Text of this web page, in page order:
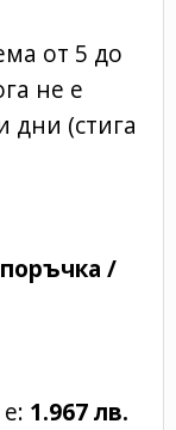
от 5 до
не е
дни (стига
/
1.967 лв.